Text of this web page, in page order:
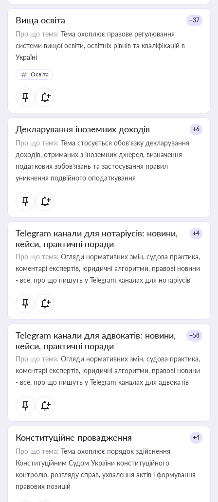
Вища освіта +37
Про що тема: Тема охоплює правове регулювання
системи вищої освіти, освітніх рівнів та кваліфікацій в
Україні
Освіта
Декларування іноземних доходів +6
Про що тема: Тема стосується обов’язку декларування
доходів, отриманих з іноземних джерел, визначення
податкових зобов’язань та застосування правил
уникнення подвійного оподаткування
Telegram канали для нотаріусів: новини,
кейси, практичні поради
+4
Про що тема: Огляди нормативних змін, судова практика,
коментарі експертів, юридичні алгоритми, правові новини
- все, про що пишуть у Telegram каналах для нотаріусів
Telegram канали для адвокатів: новини,
кейси, практичні поради
+58
Про що тема: Огляди нормативних змін, судова практика,
коментарі експертів, юридичні алгоритми, правові новини
- все, про що пишуть у Telegram каналах для адвокатів
Конституційне провадження +4
Про що тема: Тема охоплює порядок здійснення
Конституційним Судом України конституційного
контролю, розгляду справ, ухвалення актів і формування
правових позицій